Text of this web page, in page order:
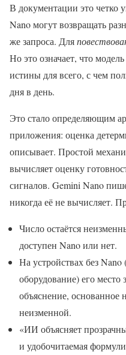
В документации это четко
Nano могут возвращать
же запроса. Для
Но это означает, что
истины для всего, с чем
дня в день.
Это стало определяющим
приложения: оценка
описывает. Простой
вычисляет оценку
сигналов. Gemini Nano
никогда её не вычисляет.
Число остаётся
доступен Nano или нет.
На устройствах без Nano
оборудование) его
объяснение, основанное
неизменной.
«ИИ объясняет
и удобочитаемая